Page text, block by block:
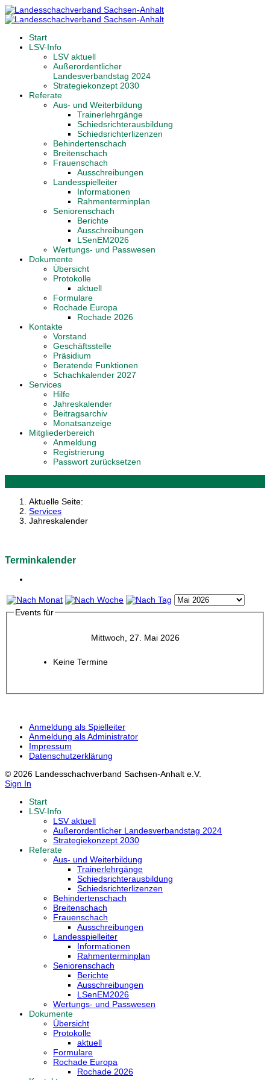
Start
LSV-Info
LSV aktuell
Außerordentlicher
Landesverbandstag 2024
Strategiekonzept 2030
Referate
Aus- und Weiterbildung
Trainerlehrgänge
Schiedsrichterausbildung
Schiedsrichterlizenzen
Behindertenschach
Breitenschach
Frauenschach
Ausschreibungen
Landesspielleiter
Informationen
Rahmenterminplan
Seniorenschach
Berichte
Ausschreibungen
LSenEM2026
Wertungs- und Passwesen
Dokumente
Übersicht
Protokolle
aktuell
Formulare
Rochade Europa
Rochade 2026
Kontakte
Vorstand
Geschäftsstelle
Präsidium
Beratende Funktionen
Schachkalender 2027
Services
Hilfe
Jahreskalender
Beitragsarchiv
Monatsanzeige
Mitgliederbereich
Anmeldung
Registrierung
Passwort zurücksetzen
Aktuelle Seite:
Services
Jahreskalender
Terminkalender
Events für
Mittwoch, 27. Mai 2026
Keine Termine
Anmeldung als Spielleiter
Anmeldung als Administrator
Impressum
Datenschutzerklärung
© 2026 Landesschachverband Sachsen-Anhalt e.V.
Sign In
Start
LSV-Info
LSV aktuell
Außerordentlicher Landesverbandstag 2024
Strategiekonzept 2030
Referate
Aus- und Weiterbildung
Trainerlehrgänge
Schiedsrichterausbildung
Schiedsrichterlizenzen
Behindertenschach
Breitenschach
Frauenschach
Ausschreibungen
Landesspielleiter
Informationen
Rahmenterminplan
Seniorenschach
Berichte
Ausschreibungen
LSenEM2026
Wertungs- und Passwesen
Dokumente
Übersicht
Protokolle
aktuell
Formulare
Rochade Europa
Rochade 2026